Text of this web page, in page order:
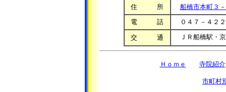
住 所
船橋市本町３
電 話
０４７－４２
交 通 ＪＲ船橋駅・
Ｈｏｍｅ 寺院紹介
市町村